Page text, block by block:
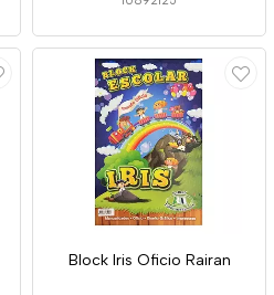
Block Iris Oficio Rairan